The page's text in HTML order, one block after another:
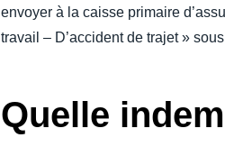
envoyer à la caisse primaire
travail – D’accident de trajet »
Quelle